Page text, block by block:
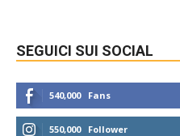
SEGUICI SUI SOCIAL
540,000 Fans
550,000 Follower